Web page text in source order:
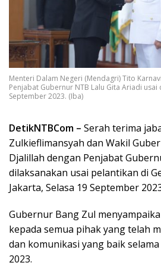
Menteri Dalam Negeri (Mendagri) Tito
Penjabat Gubernur NTB Lalu Gita Ariadi
September 2023. (Iba)
DetikNTBCom – Serah terima
Zulkieflimansyah dan Wakil
Djalillah dengan Penjabat
dilaksanakan usai pelantikan di
Jakarta, Selasa 19 September
Gubernur Bang Zul
kepada semua pihak yang telah
dan komunikasi yang baik
2023.